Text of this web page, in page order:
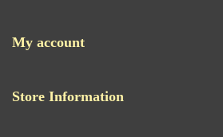
My account
Store Information